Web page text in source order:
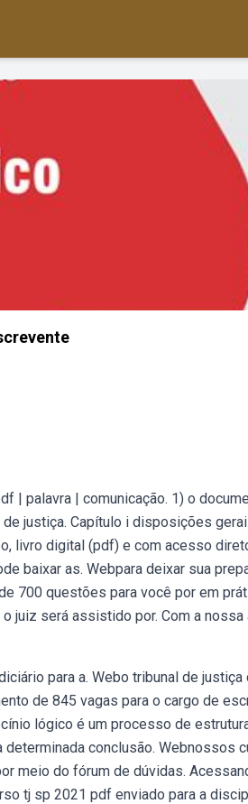
| palavra | comunicação. 1) o
justiça. Capítulo i disposições
livro digital (pdf) e com acesso
baixar as. Webpara deixar sua
700 questões para você por em
juiz será assistido por. Com a
para a. Webo tribunal de justiça
de 845 vagas para o cargo de
lógico é um processo de
conclusão. Webnossos
meio do fórum de dúvidas.
tj sp 2021 pdf enviado para a